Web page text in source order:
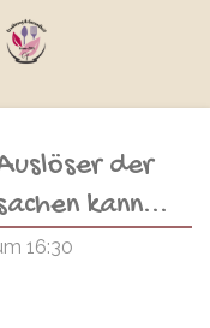
der
kann...
16:30